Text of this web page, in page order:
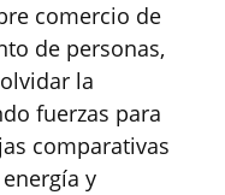
comercio de
de personas,
la
fuerzas para
comparativas
y